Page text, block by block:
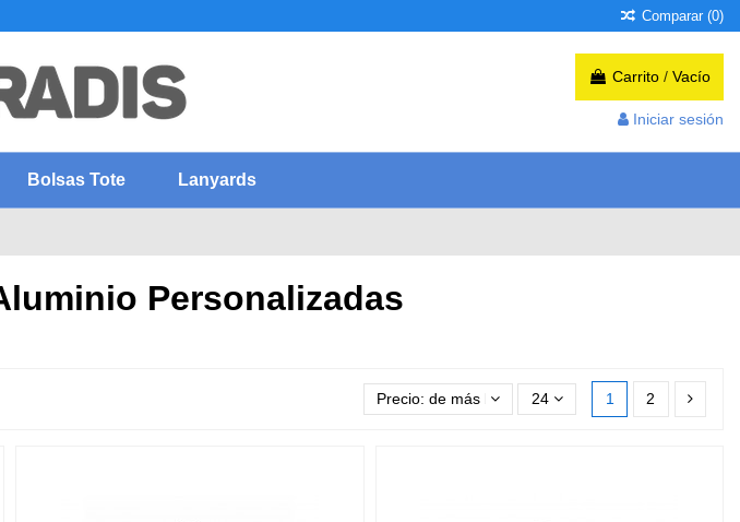
Comparar (0)
Carrito / Vacío
Iniciar sesión
Bolsas Tote Lanyards
Personalizadas
Precio: de más bajo a más alto
24 1 2